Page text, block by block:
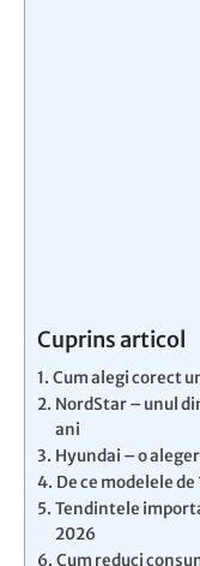
Cuprins articol
Cum alegi corect
NordStar – unul
ani
Hyundai – o
De ce modelele
Tendintele
2026
Cum reduci